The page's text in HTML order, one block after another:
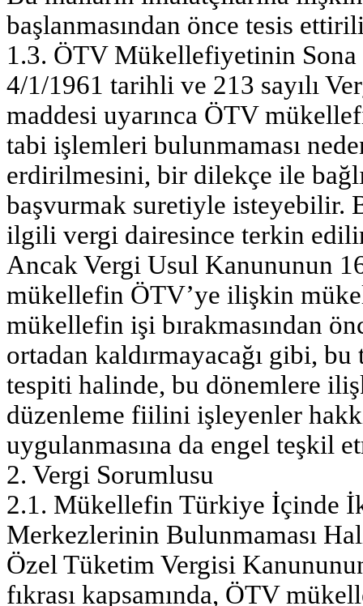
başlanmasından önce tesis
1.3. ÖTV Mükellefiyetinin Sona
4/1/1961 tarihli ve 213 sayılı
maddesi uyarınca ÖTV
tabi işlemleri bulunmaması
erdirilmesini, bir dilekçe ile
başvurmak suretiyle isteyebilir.
ilgili vergi dairesince terkin
Ancak Vergi Usul Kanununun
mükellefin ÖTV’ye ilişkin
mükellefin işi bırakmasından
ortadan kaldırmayacağı gibi,
tespiti halinde, bu dönemlere
düzenleme fiilini işleyenler
uygulanmasına da engel teşkil
2. Vergi Sorumlusu
2.1. Mükellefin Türkiye İçinde
Merkezlerinin Bulunmaması
Özel Tüketim Vergisi
fıkrası kapsamında, ÖTV